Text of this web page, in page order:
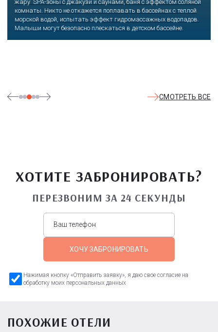
жару SPA-зоны с джакузи и саунами, баня с эффектом соляной
комнаты. Никто не откажется поплавать в бассейнах с теплой
морской водой, испытать эффект гидромассажных водопадов.
Малыши могут безопасно плескаться в детском бассейне.
СМОТРЕТЬ ВСЕ
ХОТИТЕ ЗАБРОНИРОВАТЬ?
ПЕРЕЗВОНИМ ЗА 24 СЕКУНДЫ
ХОЧУ ЗАБРОНИРОВАТЬ
Нажимая кнопку «Отправить заявку», я даю свое согласие на
обработку моих персональных данных
ПОХОЖИЕ ОТЕЛИ